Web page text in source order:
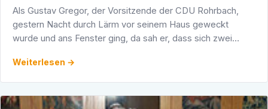
Als Gustav Gregor, der Vorsitzende der CDU Rohrbach,
gestern Nacht durch Lärm vor seinem Haus geweckt
wurde und ans Fenster ging, da sah er, dass sich zwei
…
Weiterlesen →